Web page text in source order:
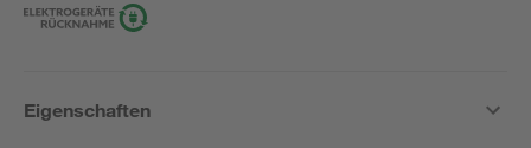
Eigenschaften